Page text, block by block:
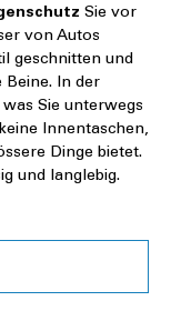
Sie vor
von Autos
geschnitten und
Beine. In der
Sie unterwegs
Innentaschen,
Dinge bietet.
und langlebig.